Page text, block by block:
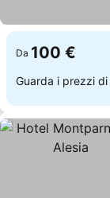
Da 100 €
Guarda i prezzi di